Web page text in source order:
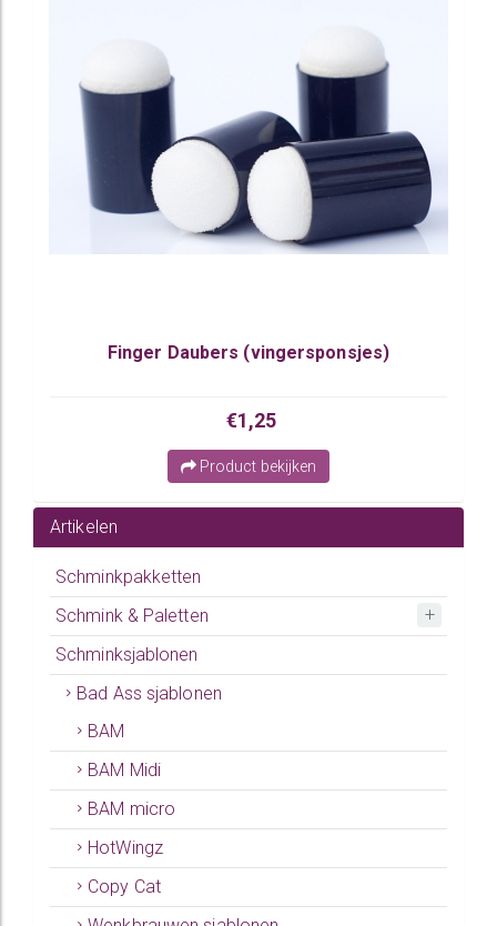
Finger Daubers (vingersponsjes)
€1,25
Product bekijken
Artikelen
Schminkpakketten
Schmink & Paletten
Schminksjablonen
Bad Ass sjablonen
BAM
BAM Midi
BAM micro
HotWingz
Copy Cat